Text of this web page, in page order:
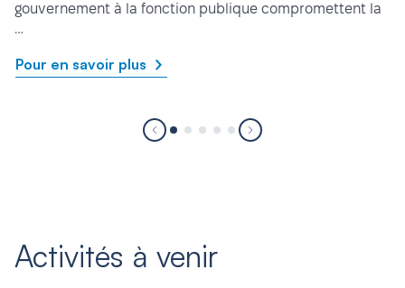
gouvernement à la fonction publique compromettent la
…
Pour en savoir plus
Activités à venir